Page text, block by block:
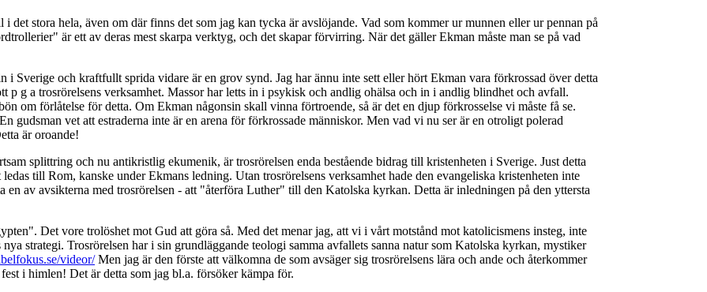
stora hela, även om där finns det som jag kan tycka är avslöjande. Vad som kommer ur munnen eller ur pennan på
är ett av deras mest skarpa verktyg, och det skapar förvirring. När det gäller Ekman måste man se på vad
Sverige och kraftfullt sprida vidare är en grov synd. Jag har ännu inte sett eller hört Ekman vara förkrossad över detta
g a trosrörelsens verksamhet. Massor har letts in i psykisk och andlig ohälsa och in i andlig blindhet och avfall.
om förlåtelse för detta. Om Ekman någonsin skall vinna förtroende, så är det en djup förkrosselse vi måste få se.
gudsman vet att estraderna inte är en arena för förkrossade människor. Men vad vi nu ser är en otroligt polerad
är oroande!
splittring och nu antikristlig ekumenik, är trosrörelsen enda bestående bidrag till kristenheten i Sverige. Just detta
till Rom, kanske under Ekmans ledning. Utan trosrörelsens verksamhet hade den evangeliska kristenheten inte
en av avsikterna med trosrörelsen - att "återföra Luther" till den Katolska kyrkan. Detta är inledningen på den yttersta
Det vore trolöshet mot Gud att göra så. Med det menar jag, att vi i vårt motstånd mot katolicismens insteg, inte
strategi. Trosrörelsen har i sin grundläggande teologi samma avfallets sanna natur som Katolska kyrkan, mystiker
videor/Men jag är den förste att välkomna de som avsäger sig trosrörelsens lära och ande och återkommer
i himlen! Det är detta som jag bl.a. försöker kämpa för.